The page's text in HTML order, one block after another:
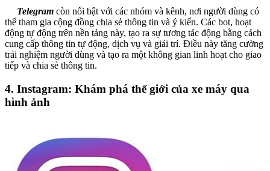
Telegram còn nổi bật với các nhóm và kênh, nơi người dùng có
thể tham gia cộng đồng chia sẻ thông tin và ý kiến. Các bot, hoạt
động tự động trên nền tảng này, tạo ra sự tương tác động bằng cách
cung cấp thông tin tự động, dịch vụ và giải trí. Điều này tăng cường
trải nghiệm người dùng và tạo ra một không gian linh hoạt cho giao
tiếp và chia sẻ thông tin.
4. Instagram: Khám phá thế giới của xe máy qua
hình ảnh